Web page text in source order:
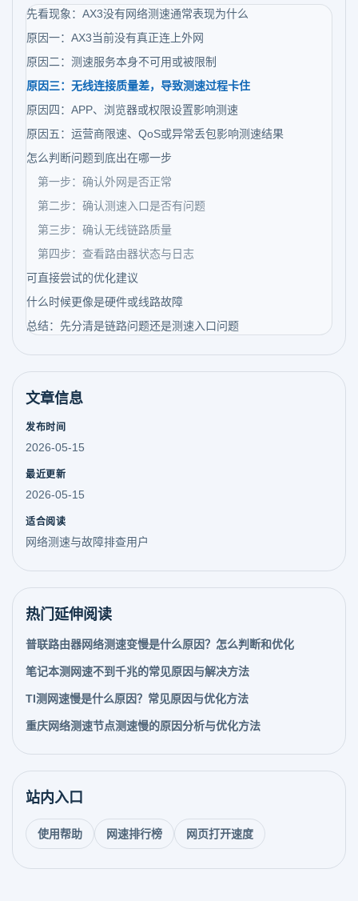
先看现象：AX3没有网络测速通常表现为什么
原因一：AX3当前没有真正连上外网
原因二：测速服务本身不可用或被限制
原因三：无线连接质量差，导致测速过程卡住
原因四：APP、浏览器或权限设置影响测速
原因五：运营商限速、QoS或异常丢包影响测速结果
怎么判断问题到底出在哪一步
第一步：确认外网是否正常
第二步：确认测速入口是否有问题
第三步：确认无线链路质量
第四步：查看路由器状态与日志
可直接尝试的优化建议
什么时候更像是硬件或线路故障
总结：先分清是链路问题还是测速入口问题
文章信息
发布时间
2026-05-15
最近更新
2026-05-15
适合阅读
网络测速与故障排查用户
热门延伸阅读
普联路由器网络测速变慢是什么原因？怎么判断和优化
笔记本测网速不到千兆的常见原因与解决方法
TI测网速慢是什么原因？常见原因与优化方法
重庆网络测速节点测速慢的原因分析与优化方法
站内入口
使用帮助 网速排行榜 网页打开速度